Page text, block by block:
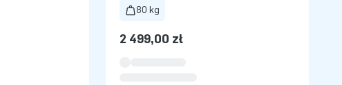
80 kg
2 499,00 zł